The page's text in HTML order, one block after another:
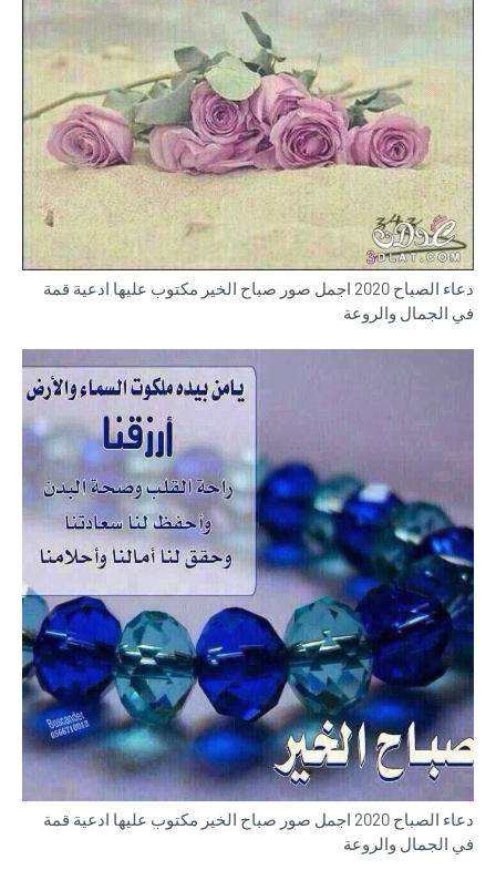
دعاء الصباح 2020 اجمل صور صباح الخير مكتوب عليها ادعية قمة
في الجمال والروعة
دعاء الصباح 2020 اجمل صور صباح الخير مكتوب عليها ادعية قمة
في الجمال والروعة